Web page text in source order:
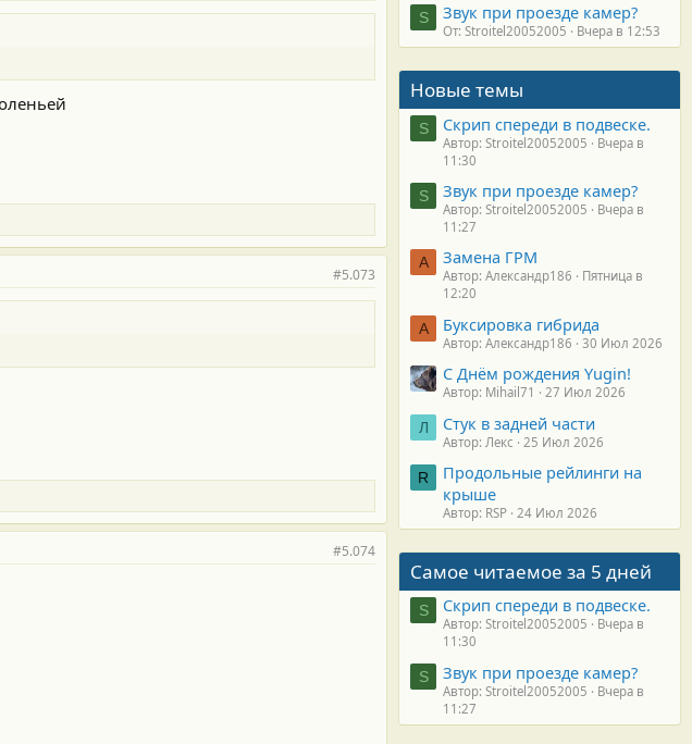
#5.073
#5.074
S Звук при проезде камер?
От: Stroitel20052005 Вчера в 12:53
Новые темы
S Скрип спереди в подвеске.
Автор: Stroitel20052005
Вчера в
11:30
S Звук при проезде камер?
Автор: Stroitel20052005
Вчера в
11:27
А Замена ГРМ
Автор: Александр186
Пятница в
12:20
А Буксировка гибрида
Автор: Александр186 30 Июл 2026
С Днём рождения Yugin!
Автор: Mihail71 27 Июл 2026
Л Стук в задней части
Автор: Лекс 25 Июл 2026
R
Продольные рейлинги на
крыше
Автор: RSP 24 Июл 2026
Самое читаемое за 5 дней
S Скрип спереди в подвеске.
Автор: Stroitel20052005
Вчера в
11:30
S Звук при проезде камер?
Автор: Stroitel20052005
Вчера в
11:27